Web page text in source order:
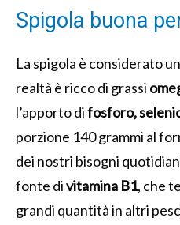
Spigola buona
La spigola è considerato
realtà è ricco di grassi
l’apporto difosforo,
porzione 140 grammi al
dei nostri bisogni
fonte divitamina B1, che
grandi quantità in altri